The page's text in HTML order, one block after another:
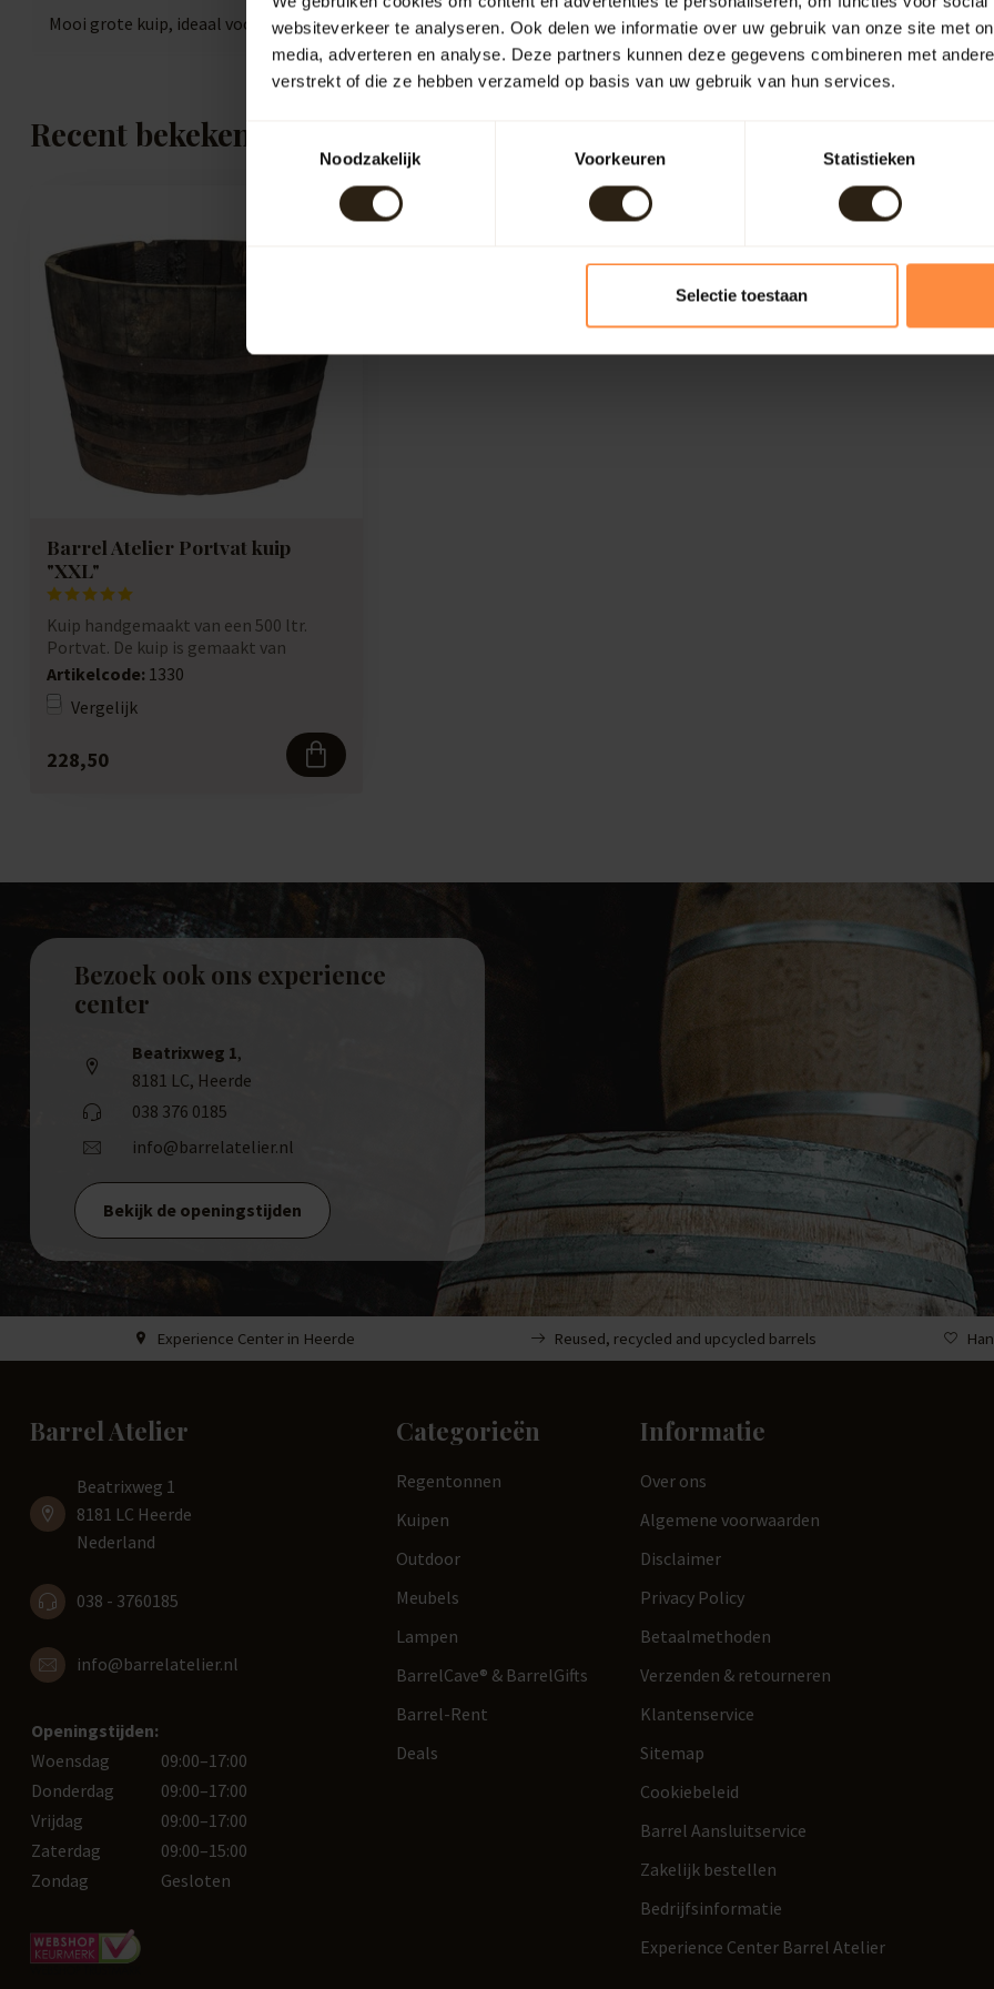
websiteverkeer te analyseren. Ook delen we informatie over uw gebruik van onze site met
media, adverteren en analyse. Deze partners kunnen deze gegevens combineren met
verstrekt of die ze hebben verzameld op basis van uw gebruik van hun services.
Toestemmingsselectie
Noodzakelijk
Voorkeuren Statistieken
Selectie toestaan
Mooi grote kuip, ideaal voor kleine (fruit) bomen
Recent bekeken
Barrel Atelier Portvat kuip
"XXL"
Kuip handgemaakt van een 500 ltr.
Portvat. De kuip is gemaakt van
Portvaten die ...
Artikelcode: 1330
Vergelijk
228,50
Bezoek ook ons experience
center
Beatrixweg 1,
8181 LC, Heerde
038 376 0185
info@barrelatelier.nl
Bekijk de openingstijden
Experience Center in Heerde Reused, recycled and upcycled barrels
Barrel Atelier
Beatrixweg 1
8181 LC Heerde
Nederland
038 - 3760185
info@barrelatelier.nl
Openingstijden:
Woensdag
09:00–17:00
Donderdag
09:00–17:00
Vrijdag
09:00–17:00
Zaterdag
09:00–15:00
Zondag
Gesloten
Categorieën
Regentonnen
Kuipen
Outdoor
Meubels
Lampen
BarrelCave® & BarrelGifts
Barrel-Rent
Deals
Informatie
Over ons
Algemene voorwaarden
Disclaimer
Privacy Policy
Betaalmethoden
Verzenden & retourneren
Klantenservice
Sitemap
Cookiebeleid
Barrel Aansluitservice
Zakelijk bestellen
Bedrijfsinformatie
Experience Center Barrel Atelier